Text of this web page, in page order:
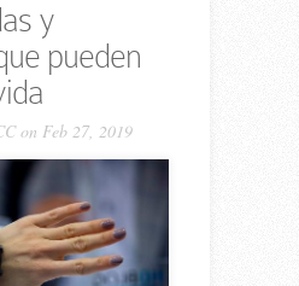
y
pueden
on Feb 27, 2019